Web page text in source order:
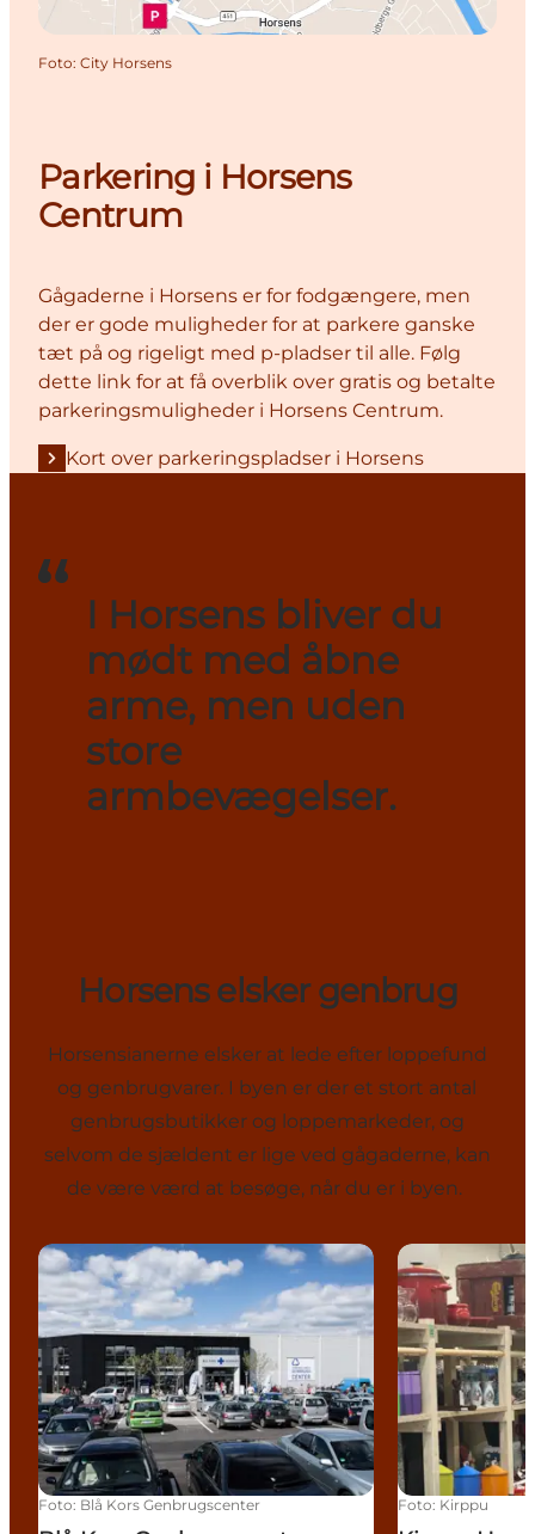
Foto: City Horsens
Parkering i Horsens
Centrum
Gågaderne i Horsens er for fodgængere, men
der er gode muligheder for at parkere ganske
tæt på og rigeligt med p-pladser til alle. Følg
dette link for at få overblik over gratis og betalte
parkeringsmuligheder i Horsens Centrum.
Kort over parkeringspladser i Horsens
I Horsens bliver du
mødt med åbne
arme, men uden
store
armbevægelser.
Horsens elsker genbrug
Horsensianerne elsker at lede efter loppefund
og genbrugvarer. I byen er der et stort antal
genbrugsbutikker og loppemarkeder, og
selvom de sjældent er lige ved gågaderne, kan
de være værd at besøge, når du er i byen.
Blå Kors Genbrugscenter Horsens
Foto: Blå Kors Genbrugscenter
Kirppu
Foto: Kirppu